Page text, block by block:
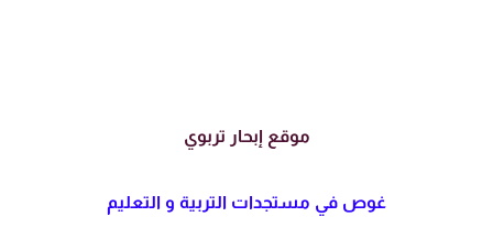
موقع إبحار تربوي
غوص في مستجدات التربية و التعليم